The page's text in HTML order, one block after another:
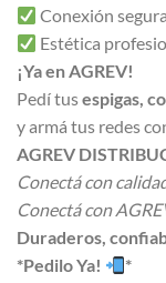
Conexión segura
Estética
¡Ya en AGREV!
Pedí tusespigas,
y armá tus redes
AGREV
Conectá con
Conectá con
Duraderos,
*Pedilo Ya!
*